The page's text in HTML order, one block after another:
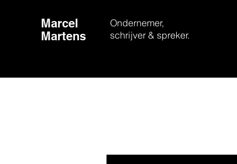
Marcel
Martens
Ondernemer,
schrijver & spreker.